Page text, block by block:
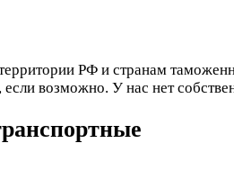
РФ и странам
возможно. У нас нет